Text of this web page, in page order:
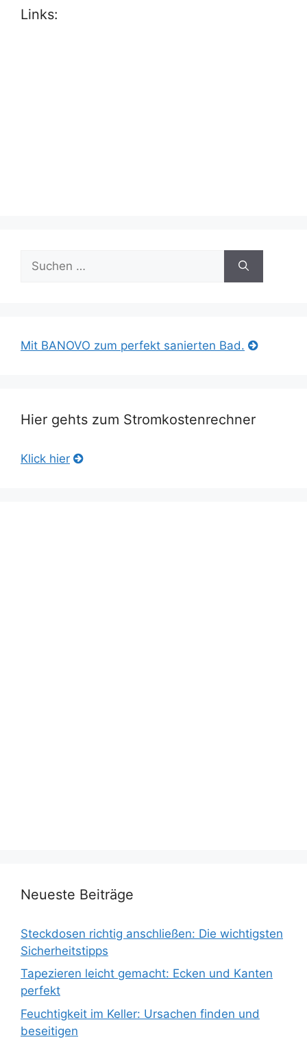
Links:
nach:
Mit BANOVO zum perfekt sanierten Bad.
Hier gehts zum Stromkostenrechner
Klick hier
Neueste Beiträge
Steckdosen richtig anschließen: Die wichtigsten
Sicherheitstipps
Tapezieren leicht gemacht: Ecken und Kanten
perfekt
Feuchtigkeit im Keller: Ursachen finden und
beseitigen